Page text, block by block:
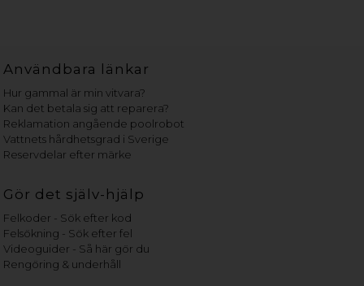
Användbara länkar
Hur gammal är min vitvara?
Kan det betala sig att reparera?
Reklamation angående poolrobot
Vattnets hårdhetsgrad i Sverige
Reservdelar efter märke
Gör det själv-hjälp
Felkoder - Sök efter kod
Felsökning - Sök efter fel
Videoguider - Så här gör du
Rengöring & underhåll